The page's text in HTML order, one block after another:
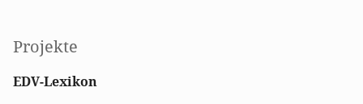
Projekte
EDV-Lexikon